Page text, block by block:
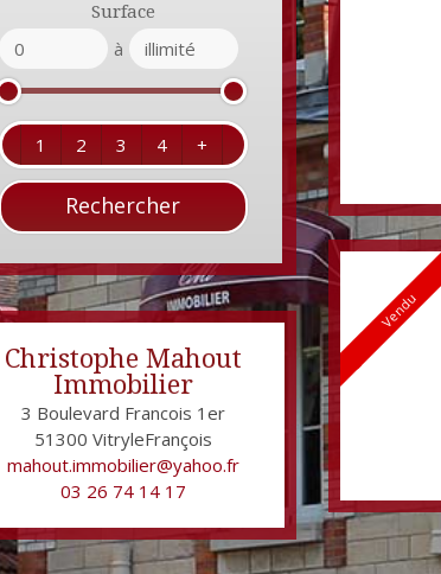
Surface
à
1 2 3 4 +
Christophe Mahout
Immobilier
3 Boulevard Francois 1er
51300 VitryleFrançois
mahout.immobilier@yahoo.fr
03 26 74 14 17
Vendu